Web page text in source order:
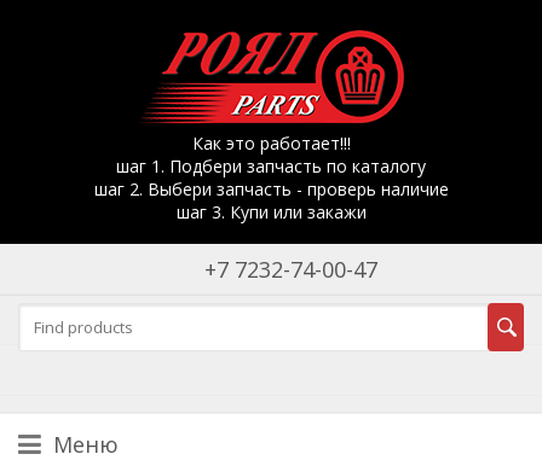
Как это работает!!!
шаг 1. Подбери запчасть по каталогу
шаг 2. Выбери запчасть - проверь наличие
шаг 3. Купи или закажи
+7 7232-74-00-47
Меню